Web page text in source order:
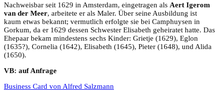
Nachweisbar seit 1629 in Amsterdam, eingetragen als Aert Igerom
van der Meer, arbeitete er als Maler. Über seine Ausbildung ist
kaum etwas bekannt; vermutlich erfolgte sie bei Camphuysen in
Gorkum, da er 1629 dessen Schwester Elisabeth geheiratet hatte. Das
Ehepaar bekam mindestens sechs Kinder: Grietje (1629), Eglon
(1635?), Cornelia (1642), Elisabeth (1645), Pieter (1648), und Alida
(1650).
VB: auf Anfrage
Business Card von Alfred Salzmann